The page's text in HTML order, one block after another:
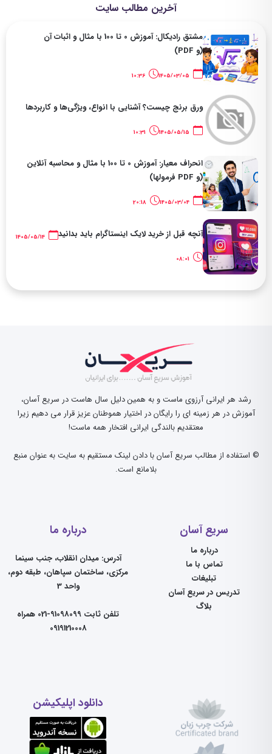
آخرین مطالب سایت
مشتق رادیکال: آموزش 0 تا 100 با مثال و اثبات آن
(و PDF)
10:36
ورق برنج چیست؟ آشنایی با انواع، ویژگی‌ها و کاربردها
انحراف معیار: آموزش 0 تا 100 با مثال و محاسبه آنلاین
(و PDF فرمولها)
20:18
آنچه قبل از خرید لایک اینستاگرام باید بدانید
رشد هر ایرانی آرزوی ماست و به همین دلیل سال هاست در سریع آسان،
آموزش در هر زمینه ای را رایگان در اختیار هموطنان عزیز قرار می دهیم زیرا
معتقدیم بالندگی ایرانی افتخار همه ماست!
© استفاده از مطالب سریع آسان با دادن لینک مستقیم به سایت به عنوان منبع
بلامانع است.
سریع آسان
درباره ما
تماس با ما
تبلیغات
تدریس در سریع آسان
بلاگ
درباره ما
آدرس: میدان انقلاب، جنب سینما
مرکزی، ساختمان سپاهان، طبقه دوم،
واحد 3
تلفن ثابت 91098099-021 همراه
09191210008
دانلود اپلیکیشن